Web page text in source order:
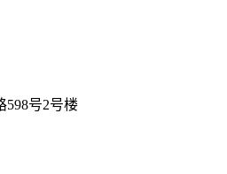
598号2号楼